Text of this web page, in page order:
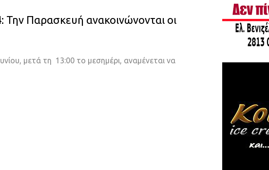
Την Παρασκευή ανακοινώνονται οι
μετά τη 13:00 το μεσημέρι, αναμένεται να